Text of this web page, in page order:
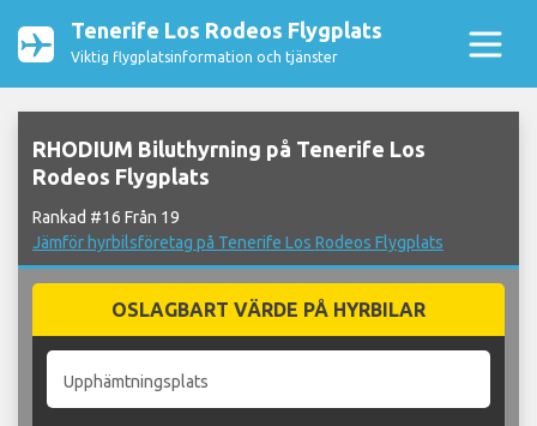
Tenerife Los Rodeos Flygplats
Viktig flygplatsinformation och tjänster
RHODIUM Biluthyrning på Tenerife Los
Rodeos Flygplats
Rankad #16 Från 19
Jämför hyrbilsföretag på Tenerife Los Rodeos Flygplats
OSLAGBART VÄRDE PÅ HYRBILAR
Upphämtningsplats